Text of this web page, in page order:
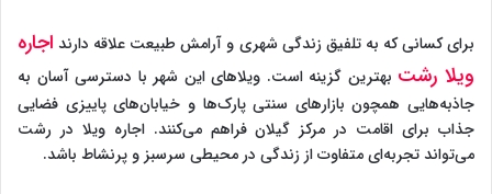
برای کسانی که به تلفیق زندگی شهری و آرامش طبیعت علاقه دارند اجاره
ویلا رشت بهترین گزینه است. ویلاهای این شهر با دسترسی آسان به
جاذبه‌هایی همچون بازارهای سنتی پارک‌ها و خیابان‌های پاییزی فضایی
جذاب برای اقامت در مرکز گیلان فراهم می‌کنند. اجاره ویلا در رشت
می‌تواند تجربه‌ای متفاوت از زندگی در محیطی سرسبز و پرنشاط باشد.